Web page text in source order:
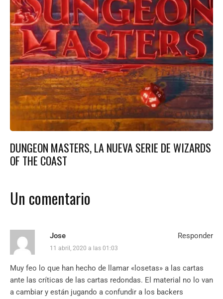
DUNGEON MASTERS, LA NUEVA SERIE DE WIZARDS
OF THE COAST
Un comentario
Jose
11 abril, 2020 a las 01:03
Muy feo lo que han hecho de llamar «losetas» a las cartas
ante las críticas de las cartas redondas. El material no lo van
a cambiar y están jugando a confundir a los backers
Responder